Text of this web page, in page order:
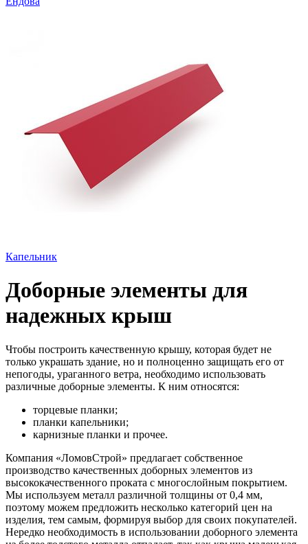
Капельник
Доборные элементы для
надежных крыш
Чтобы построить качественную крышу, которая будет не
только украшать здание, но и полноценно защищать его от
непогоды, ураганного ветра, необходимо использовать
различные доборные элементы. К ним относятся:
торцевые планки;
планки капельники;
карнизные планки и прочее.
Компания «ЛомовСтрой» предлагает собственное
производство качественных доборных элементов из
высококачественного проката с многослойным покрытием.
Мы используем металл различной толщины от 0,4 мм,
поэтому можем предложить несколько категорий цен на
изделия, тем самым, формируя выбор для своих покупателей.
Нередко необходимость в использовании доборного элемента